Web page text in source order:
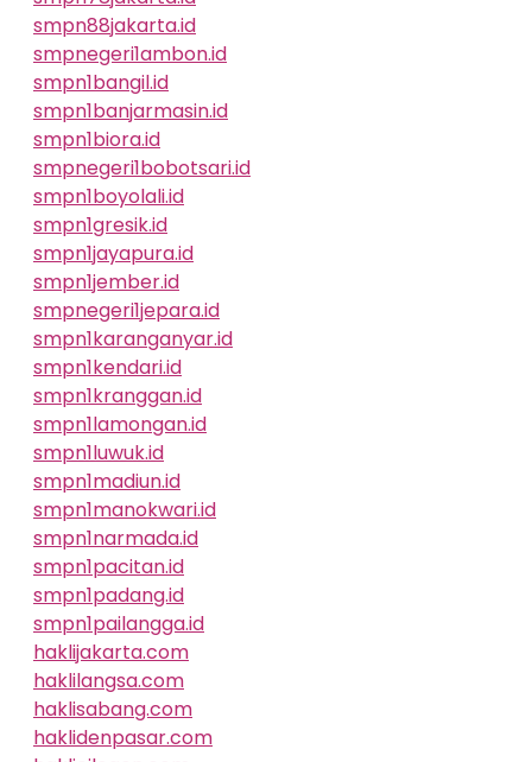
smpn88jakarta.id
smpnegeri1ambon.id
smpn1bangil.id
smpn1banjarmasin.id
smpn1biora.id
smpnegeri1bobotsari.id
smpn1boyolali.id
smpn1gresik.id
smpn1jayapura.id
smpn1jember.id
smpnegeri1jepara.id
smpn1karanganyar.id
smpn1kendari.id
smpn1kranggan.id
smpn1lamongan.id
smpn1luwuk.id
smpn1madiun.id
smpn1manokwari.id
smpn1narmada.id
smpn1pacitan.id
smpn1padang.id
smpn1pailangga.id
haklijakarta.com
haklilangsa.com
haklisabang.com
haklidenpasar.com